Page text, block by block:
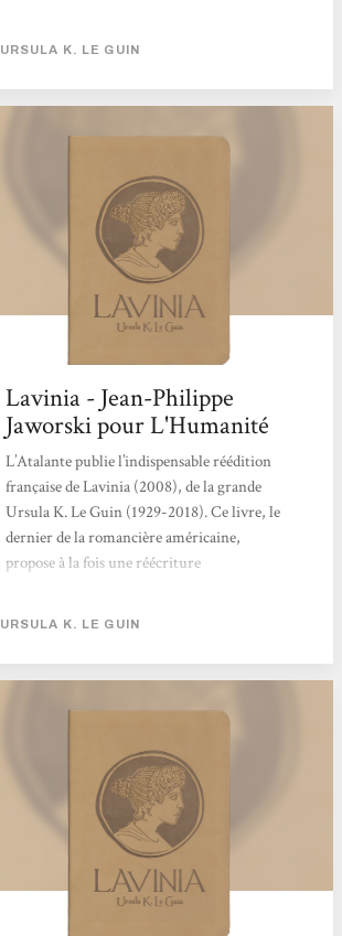
URSULA K. LE GUIN
Lavinia - Jean-Philippe
Jaworski pour L'Humanité
L’Atalante publie l’indispensable réédition
française de Lavinia (2008), de la grande
Ursula K. Le Guin (1929-2018). Ce livre, le
dernier de la romancière américaine,
propose à la fois une réécriture
Frappée par l’inconsistance du personnage de
Troyens et les Rutules s’affrontent pourtant
Guin s’empare de cette figure à peine
URSULA K. LE GUIN